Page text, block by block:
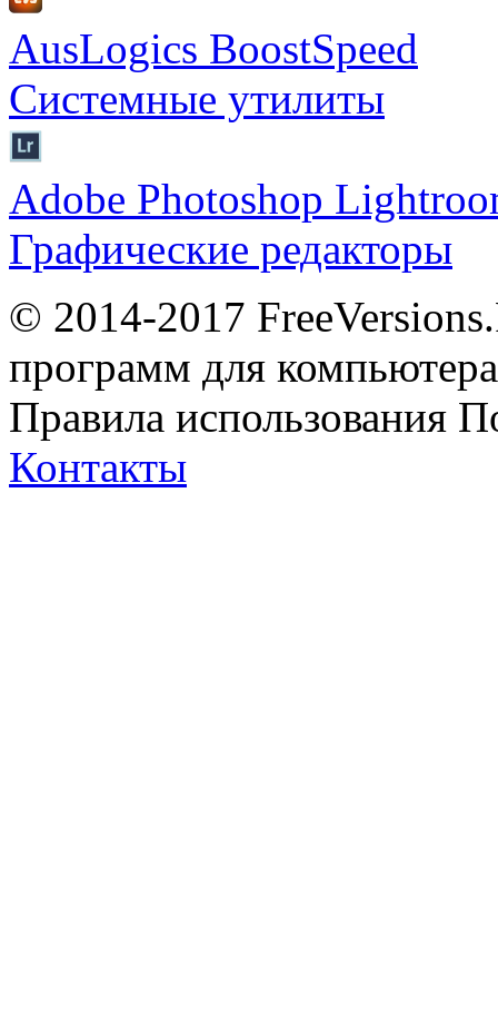
AusLogics BoostSpeed
Системные утилиты
Adobe Photoshop
Графические редакторы
© 2014-2017
программ для
Правила использования
Контакты